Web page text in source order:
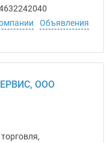
Объявления
ООО